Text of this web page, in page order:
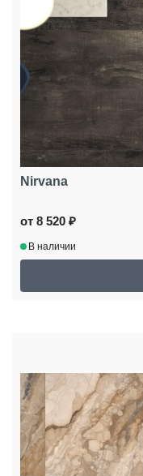
Nirvana
от 8 520 ₽
В наличии